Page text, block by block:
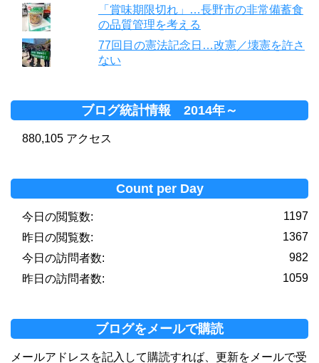
「賞味期限切れ」…長野市の非常備蓄食
の品質管理を考える
77回目の憲法記念日…改憲／壊憲を許さ
ない
ブログ統計情報 2014年～
880,105 アクセス
Count per Day
1197
今日の閲覧数:
1367
昨日の閲覧数:
982
今日の訪問者数:
1059
昨日の訪問者数:
ブログをメールで購読
メールアドレスを記入して購読すれば、更新をメールで受